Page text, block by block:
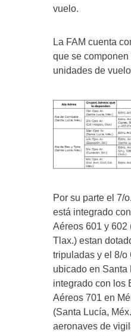
vuelo.
La FAM cuenta
que se
unidades de vuelo
Por su parte el 7/
está integrado
Aéreos 601 y 602
Tlax.) estan
tripuladas y el 8/o
ubicado en Santa
integrado con los
Aéreos 701 en
(Santa Lucía,
aeronaves de